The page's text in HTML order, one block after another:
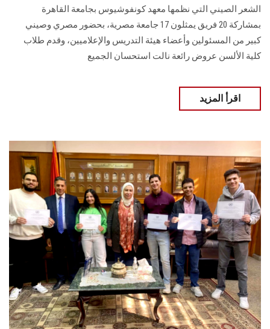
الشعر الصيني التي ‏نظمها معهد كونفوشيوس بجامعة القاهرة
بمشاركة 20 فريق يمثلون 17 جامعة مصرية، ‏بحضور مصري وصيني
كبير من المسئولين وأعضاء هيئة التدريس والإعلاميين‎، وقدم طلاب
كلية الألسن عروض رائعة نالت استحسان الجميع
اقرأ المزيد